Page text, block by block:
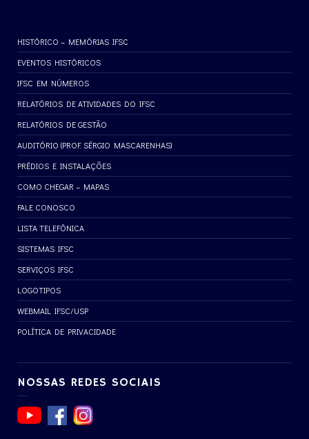
HISTÓRICO – MEMÓRIAS IFSC
EVENTOS HISTÓRICOS
IFSC EM NÚMEROS
RELATÓRIOS DE ATIVIDADES DO IFSC
RELATÓRIOS DE GESTÃO
AUDITÓRIO (PROF. SÉRGIO MASCARENHAS)
PRÉDIOS E INSTALAÇÕES
COMO CHEGAR – MAPAS
FALE CONOSCO
LISTA TELEFÔNICA
SISTEMAS IFSC
SERVIÇOS IFSC
LOGOTIPOS
WEBMAIL IFSC/USP
POLÍTICA DE PRIVACIDADE
NOSSAS REDES SOCIAIS